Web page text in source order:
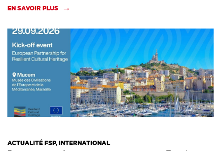
EN SAVOIR PLUS
ACTUALITÉ FSP, INTERNATIONAL